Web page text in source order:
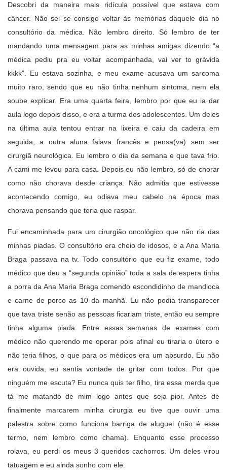
Descobri da maneira mais ridícula possível que estava com
câncer. Não sei se consigo voltar às memórias daquele dia no
consultório da médica. Não lembro direito. Só lembro de ter
mandando uma mensagem para as minhas amigas dizendo “a
médica pediu pra eu voltar acompanhada, vai ver to grávida
kkkk”. Eu estava sozinha, e meu exame acusava um sarcoma
muito raro, sendo que eu não tinha nenhum sintoma, nem ela
soube explicar. Era uma quarta feira, lembro por que eu ia dar
aula logo depois disso, e era a turma dos adolescentes. Um deles
na última aula tentou entrar na lixeira e caiu da cadeira em
seguida, a outra aluna falava francês e pensa(va) sem ser
cirurgiã neurológica. Eu lembro o dia da semana e que tava frio.
A cami me levou para casa. Depois eu não lembro, só de chorar
como não chorava desde criança. Não admitia que estivesse
acontecendo comigo, eu odiava meu cabelo na época mas
chorava pensando que teria que raspar.
Fui encaminhada para um cirurgião oncológico que não ria das
minhas piadas. O consultório era cheio de idosos, e a Ana Maria
Braga passava na tv. Todo consultório que eu fiz exame, todo
médico que deu a “segunda opinião” toda a sala de espera tinha
a porra da Ana Maria Braga comendo escondidinho de mandioca
e carne de porco as 10 da manhã. Eu não podia transparecer
que tava triste senão as pessoas ficariam triste, então eu sempre
tinha alguma piada. Entre essas semanas de exames com
médico não querendo me operar pois afinal eu tiraria o útero e
não teria filhos, o que para os médicos era um absurdo. Eu não
era ouvida, eu sentia vontade de gritar com todos. Por que
ninguém me escuta? Eu nunca quis ter filho, tira essa merda que
tá me matando de mim logo antes que seja pior. Antes de
finalmente marcarem minha cirurgia eu tive que ouvir uma
palestra sobre como funciona barriga de aluguel (não é esse
termo, nem lembro como chama). Enquanto esse processo
rolava, eu perdi os meus 3 queridos cachorros. Um deles virou
tatuagem e eu ainda sonho com ele.